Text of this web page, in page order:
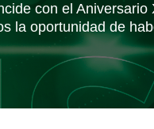
con el
la oportunidad de